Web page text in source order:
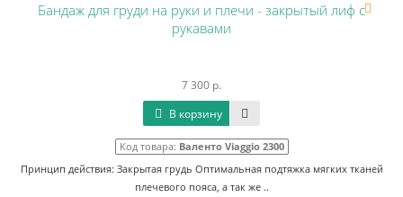
Бандаж для груди на руки и плечи - закрытый лиф с
рукавами
7 300 р.
В корзину
Код товара: Валенто Viaggio 2300
Принцип действия: Закрытая грудь Оптимальная подтяжка мягких тканей
плечевого пояса, а так же ..